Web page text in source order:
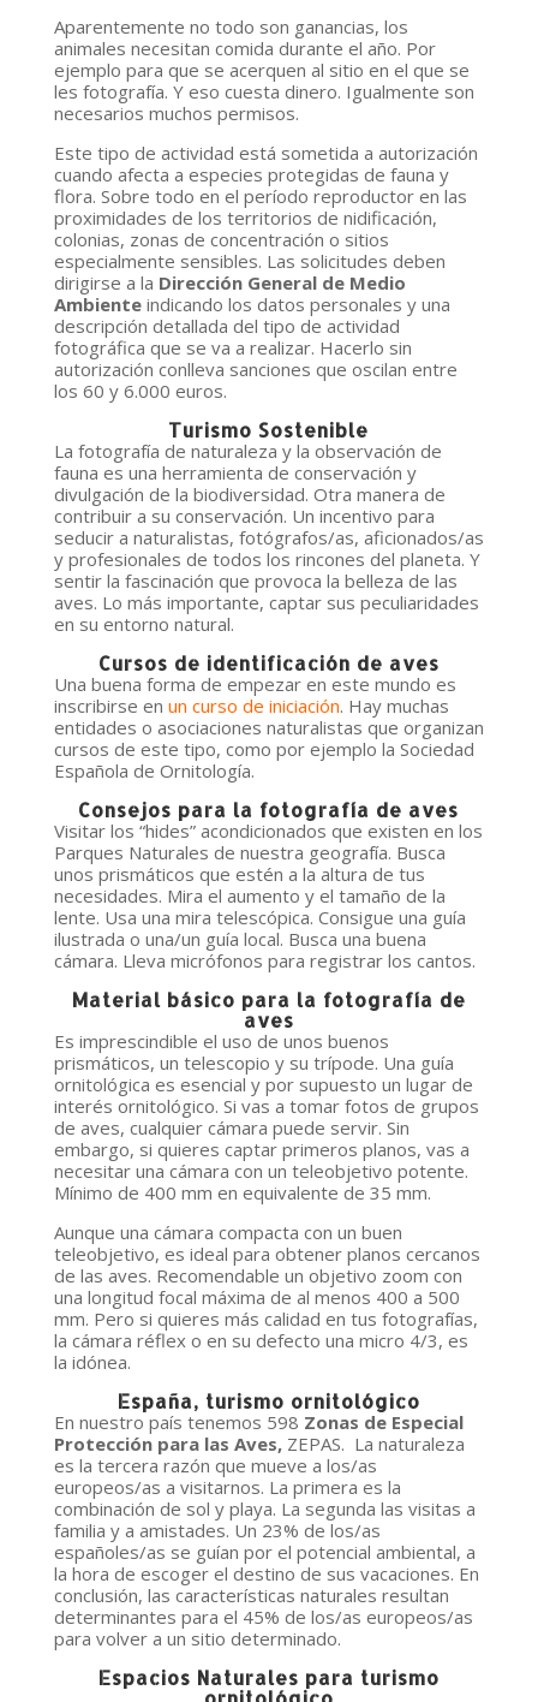
Aparentemente no todo son ganancias, los
animales necesitan comida durante el año. Por
ejemplo para que se acerquen al sitio en el que se
les fotografía. Y eso cuesta dinero. Igualmente son
necesarios muchos permisos.
Este tipo de actividad está sometida a autorización
cuando afecta a especies protegidas de fauna y
flora. Sobre todo en el período reproductor en las
proximidades de los territorios de nidificación,
colonias, zonas de concentración o sitios
especialmente sensibles. Las solicitudes deben
dirigirse a la Dirección General de Medio
Ambienteindicando los datos personales y una
descripción detallada del tipo de actividad
fotográfica que se va a realizar. Hacerlo sin
autorización conlleva sanciones que oscilan entre
los 60 y 6.000 euros.
Turismo Sostenible
La fotografía de naturaleza y la observación de
fauna es una herramienta de conservación y
divulgación de la biodiversidad. Otra manera de
contribuir a su conservación. Un incentivo para
seducir a naturalistas, fotógrafos/as, aficionados/as
y profesionales de todos los rincones del planeta. Y
sentir la fascinación que provoca la belleza de las
aves. Lo más importante, captar sus peculiaridades
en su entorno natural.
Cursos de identificación de aves
Una buena forma de empezar en este mundo es
inscribirse en un curso de iniciación. Hay muchas
entidades o asociaciones naturalistas que organizan
cursos de este tipo, como por ejemplo la Sociedad
Española de Ornitología.
Consejos para la fotografía de aves
Visitar los “hides” acondicionados que existen en los
Parques Naturales de nuestra geografía. Busca
unos prismáticos que estén a la altura de tus
necesidades. Mira el aumento y el tamaño de la
lente. Usa una mira telescópica. Consigue una guía
ilustrada o una/un guía local. Busca una buena
cámara. Lleva micrófonos para registrar los cantos.
Material básico para la fotografía de
aves
Es imprescindible el uso de unos buenos
prismáticos, un telescopio y su trípode. Una guía
ornitológica es esencial y por supuesto un lugar de
interés ornitológico. Si vas a tomar fotos de grupos
de aves, cualquier cámara puede servir. Sin
embargo, si quieres captar primeros planos, vas a
necesitar una cámara con un teleobjetivo potente.
Mínimo de 400 mm en equivalente de 35 mm.
Aunque una cámara compacta con un buen
teleobjetivo, es ideal para obtener planos cercanos
de las aves. Recomendable un objetivo zoom con
una longitud focal máxima de al menos 400 a 500
mm. Pero si quieres más calidad en tus fotografías,
la cámara réflex o en su defecto una micro 4/3, es
la idónea.
España, turismo ornitológico
En nuestro país tenemos 598 Zonas de Especial
Protección para las Aves,ZEPAS. La naturaleza
es la tercera razón que mueve a los/as
europeos/as a visitarnos. La primera es la
combinación de sol y playa. La segunda las visitas a
familia y a amistades. Un 23% de los/as
españoles/as se guían por el potencial ambiental, a
la hora de escoger el destino de sus vacaciones. En
conclusión, las características naturales resultan
determinantes para el 45% de los/as europeos/as
para volver a un sitio determinado.
Espacios Naturales para turismo